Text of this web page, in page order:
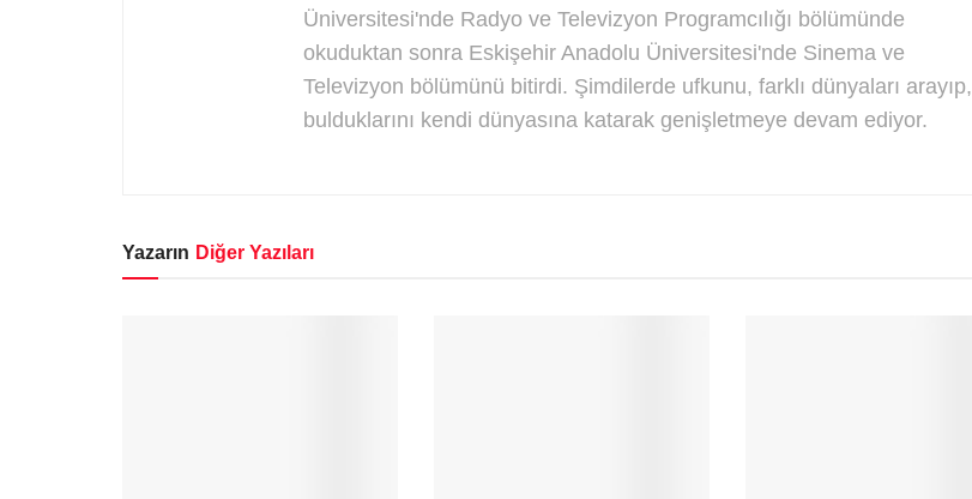
Üniversitesi'nde Radyo ve Televizyon Programcılığı bölümünde
okuduktan sonra Eskişehir Anadolu Üniversitesi'nde Sinema ve
Televizyon bölümünü bitirdi. Şimdilerde ufkunu, farklı dünyaları arayıp,
bulduklarını kendi dünyasına katarak genişletmeye devam ediyor.
Yazarın Diğer Yazıları